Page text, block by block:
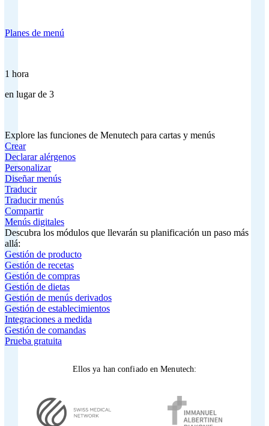
Planes de menú
1 hora
en lugar de 3
Explore las funciones de Menutech para cartas y menús
Crear
Declarar alérgenos
Personalizar
Diseñar menús
Traducir
Traducir menús
Compartir
Menús digitales
Descubra los módulos que llevarán su planificación un paso más
allá:
Gestión de producto
Gestión de recetas
Gestión de compras
Gestión de dietas
Gestión de menús derivados
Gestión de establecimientos
Integraciones a medida
Gestión de comandas
Prueba gratuita
Ellos ya han confiado en Menutech: